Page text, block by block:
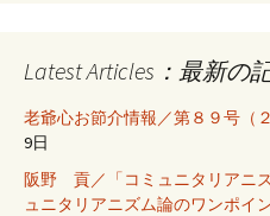
Latest Articles：最新の
老爺心お節介情報／第８９号（
9日
阪野 貢／「コミュニタリアニ
ュニタリアニズム論のワンポイ